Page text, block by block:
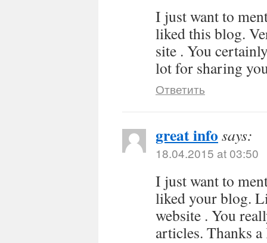
I just want to
liked this blog.
site . You
lot for sharing
Ответить
great info says:
18.04.2015 at 03:50
I just want to
liked your blog.
website . You
articles. Thanks